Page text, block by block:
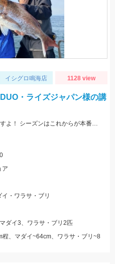
イシグロ鳴海店 1128 view
・ライズジャパン様の講
浅瀬にも良型のマダイが入ってきてますよ！ シーズンはこれからが本番です！
ア
・ワラサ・ブリ
ダイ3、ワラサ・ブリ2匹
程、マダイ~64cm、ワラサ・ブリ~8